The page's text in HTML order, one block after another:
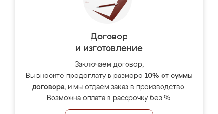
Договор
и изготовление
Заключаем договор,
Вы вносите предоплату в размере 10% от суммы
договора, и мы отдаём заказ в производство.
Возможна оплата в рассрочку без %.